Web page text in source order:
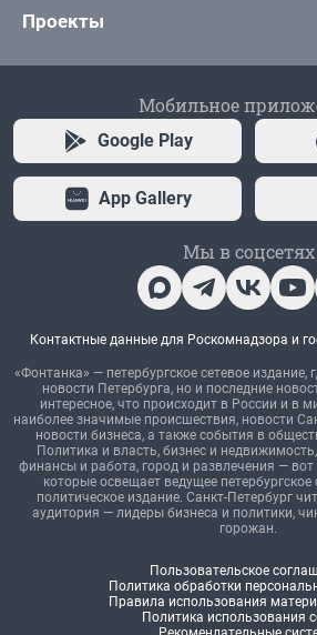
Проекты
Мобильное
Google Play
App Gallery
Мы в соцсетях
Контактные данные для Роскомнадзора и
«Фонтанка» — петербургское сетевое
новости Петербурга, но и последние
интересное, что происходит в России и в
наиболее значимые происшествия, новости
новости бизнеса, а также события в
Политика и власть, бизнес и
финансы и работа, город и развлечения — вот
которые освещает ведущее петербургское
политическое издание. Санкт-Петербург
аудитория — лидеры бизнеса и политики,
горожан.
Пользовательское
Политика обработки
Правила использования
Политика использования